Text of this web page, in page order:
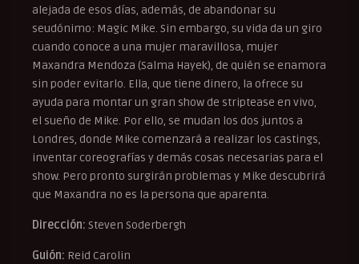
alejada de esos días, además, de abandonar su
seudónimo: Magic Mike. Sin embargo, su vida da un giro
cuando conoce a una mujer maravillosa, mujer
Maxandra Mendoza (Salma Hayek), de quién se enamora
sin poder evitarlo. Ella, que tiene dinero, la ofrece su
ayuda para montar un gran show de striptease en vivo,
el sueño de Mike. Por ello, se mudan los dos juntos a
Londres, donde Mike comenzará a realizar los castings,
inventar coreografías y demás cosas necesarias para el
show. Pero pronto surgirán problemas y Mike descubrirá
que Maxandra no es la persona que aparenta.
Dirección: Steven Soderbergh
Guión: Reid Carolin